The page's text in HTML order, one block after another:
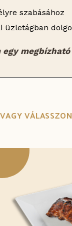
szabásához
üzletágban